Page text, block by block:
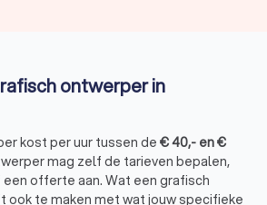
ontwerper in
kost per uur tussen de €40,- en€
mag zelf de tarieven bepalen,
offerte aan. Wat een grafisch
te maken met wat jouw specifieke